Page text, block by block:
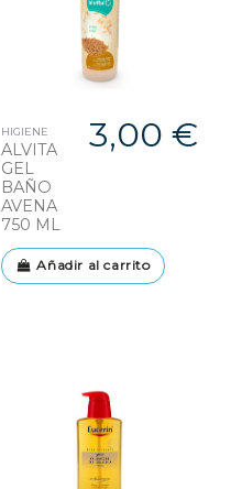
HIGIENE
ALVITA
GEL
BAÑO
AVENA
750 ML
3,00 €
Añadir al carrito